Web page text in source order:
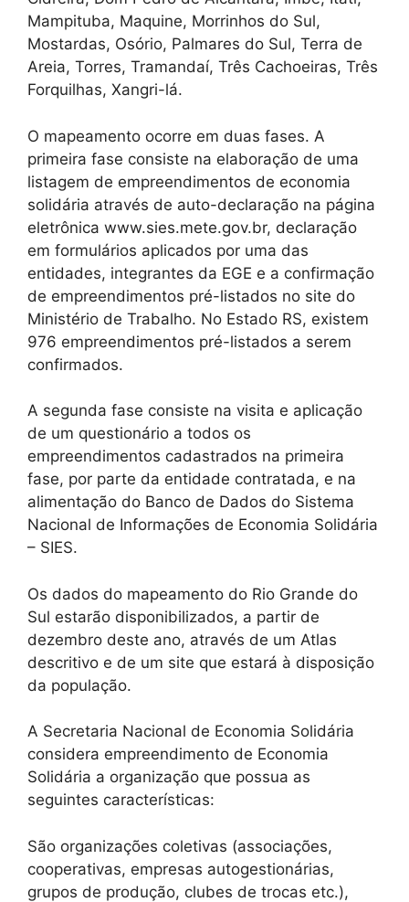
Mampituba, Maquine, Morrinhos do Sul,
Mostardas, Osório, Palmares do Sul, Terra de
Areia, Torres, Tramandaí, Três Cachoeiras, Três
Forquilhas, Xangri-lá.
O mapeamento ocorre em duas fases. A
primeira fase consiste na elaboração de uma
listagem de empreendimentos de economia
solidária através de auto-declaração na página
eletrônica www.sies.mete.gov.br, declaração
em formulários aplicados por uma das
entidades, integrantes da EGE e a confirmação
de empreendimentos pré-listados no site do
Ministério de Trabalho. No Estado RS, existem
976 empreendimentos pré-listados a serem
confirmados.
A segunda fase consiste na visita e aplicação
de um questionário a todos os
empreendimentos cadastrados na primeira
fase, por parte da entidade contratada, e na
alimentação do Banco de Dados do Sistema
Nacional de Informações de Economia Solidária
– SIES.
Os dados do mapeamento do Rio Grande do
Sul estarão disponibilizados, a partir de
dezembro deste ano, através de um Atlas
descritivo e de um site que estará à disposição
da população.
A Secretaria Nacional de Economia Solidária
considera empreendimento de Economia
Solidária a organização que possua as
seguintes características:
São organizações coletivas (associações,
cooperativas, empresas autogestionárias,
grupos de produção, clubes de trocas etc.),